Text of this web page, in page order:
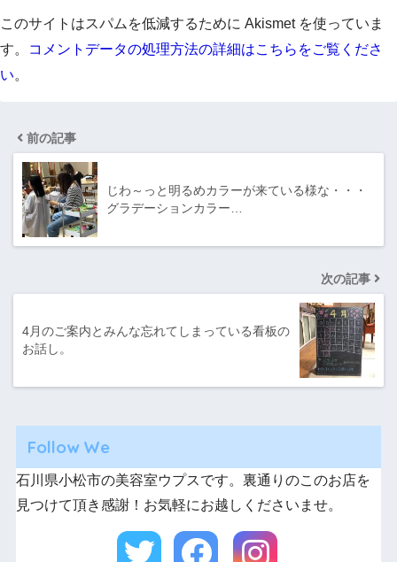
このサイトはスパムを低減するために Akismet を使っていま
す。
コメントデータの処理方法の詳細はこちらをご覧くださ
い。
前の記事
じわ～っと明るめカラーが来ている様な・・・
グラデーションカラー…
次の記事
4月のご案内とみんな忘れてしまっている看板の
お話し。
Follow We
石川県小松市の美容室ウプスです。裏通りのこのお店を
見つけて頂き感謝！お気軽にお越しくださいませ。